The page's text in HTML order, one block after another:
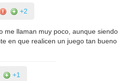
+2
me llaman muy poco, aunque siendo
en que realicen un juego tan bueno
+1